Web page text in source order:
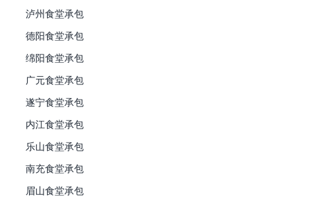
泸州食堂承包
德阳食堂承包
绵阳食堂承包
广元食堂承包
遂宁食堂承包
内江食堂承包
乐山食堂承包
南充食堂承包
眉山食堂承包